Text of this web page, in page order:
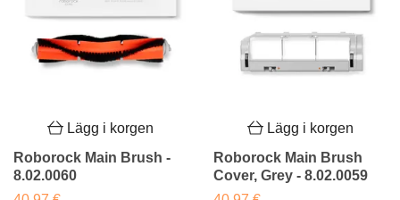
Lägg i korgen
Roborock Main Brush -
8.02.0060
Lägg i korgen
Roborock Main Brush
Cover, Grey - 8.02.0059